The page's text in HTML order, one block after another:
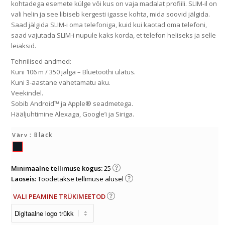
kohtadega esemete külge või kus on vaja madalat profiili. SLIM-il on
vali helin ja see libiseb kergesti igasse kohta, mida soovid jälgida.
Saad jälgida SLIM-i oma telefoniga, kuid kui kaotad oma telefoni,
saad vajutada SLIM-i nupule kaks korda, et telefon heliseks ja selle
leiaksid.
Tehnilised andmed:
Kuni 106 m / 350 jalga – Bluetoothi ulatus.
Kuni 3-aastane vahetamatu aku.
Veekindel.
Sobib Android™ ja Apple® seadmetega.
Hääljuhtimine Alexaga, Google’i ja Siriga.
Värv : Black
Minimaalne tellimuse kogus:25
Laoseis:Toodetakse tellimuse alusel
VALI PEAMINE TRÜKIMEETOD